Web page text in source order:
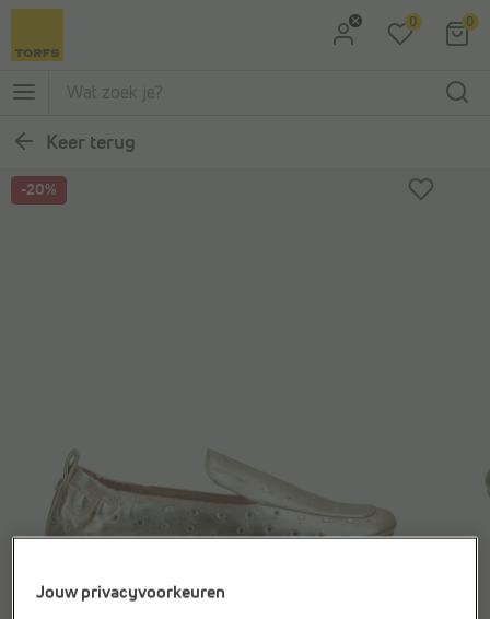
Ga naar Hoofdmenu
0 0
Keer terug
-20%
Jouw privacyvoorkeuren